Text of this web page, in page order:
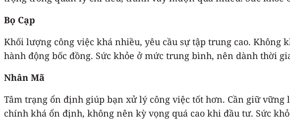
Bọ Cạp
Khối lượng công việc khá nhiều, yêu cầu sự tập trung cao.
hành động bốc đồng. Sức khỏe ở mức trung bình, nên dành thời
Nhân Mã
Tâm trạng ổn định giúp bạn xử lý công việc tốt hơn. Cần giữ
chính khá ổn định, không nên kỳ vọng quá cao khi đầu tư. Sức